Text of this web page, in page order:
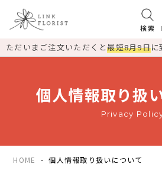
検索
ただいまご注文いただくと最短8月9日
個人情報取り扱
Privacy
HOME 個人情報取り扱いについて